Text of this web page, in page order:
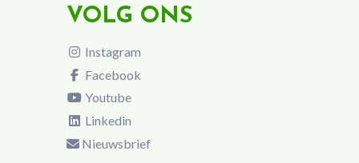
VOLG ONS
Instagram
Facebook
Youtube
Linkedin
Nieuwsbrief